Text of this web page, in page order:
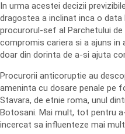
In urma acestei decizii
dragostea a inclinat inca o
procurorul-sef al Parchetului
compromis cariera si a ajuns
doar din dorinta de a-si ajuta
Procurorii anticoruptie au
ameninta cu dosare penale pe
Stavara, de etnie roma, unul
Botosani. Mai mult, tot pentru
incercat sa influenteze mai